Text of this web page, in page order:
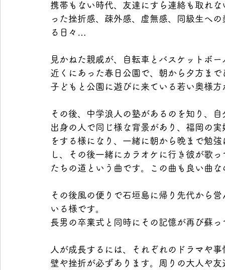
携帯もない時代、友達にすら連絡も取れ
った挫折感、疎外感、虚無感、同級生へ
る日々…
見かねた親戚が、自転車とバスケットボ
近くにあった春日公園で、朝から夕方ま
子どもと公園に遊びに来ている若い奥様
その後、中学浪人の塾があるのを知り、
出身の人で同じ様な背景があり、福岡の
をする様になり、一緒に朝から晩まで勉
し、その後一緒にカラオケに行き彼が歌
たちの道という曲です。この曲も良い曲
その後風の便りで石垣島に帰り先代から
いる様です。
長男の卒業式と同時にその記憶が再び蘇っ
人が成長するには、それぞれのドラマや
壁や挫折が必ずあります。周りの大人や